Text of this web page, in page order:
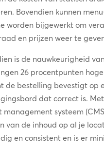
Bovendien kunnen
worden bijgewerkt om
en prijzen weer te
is de nauwkeurigheid
26 procentpunten
de bestelling bevestigt op
dat correct is.
management systeem
van de inhoud op al je
en consistent en is er